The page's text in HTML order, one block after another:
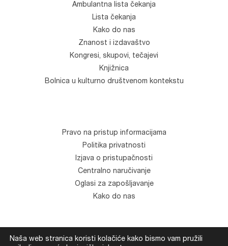
Ambulantna lista čekanja
Lista čekanja
Kako do nas
Znanost i izdavaštvo
Kongresi, skupovi, tečajevi
Knjižnica
Bolnica u kulturno društvenom kontekstu
Pravo na pristup informacijama
Politika privatnosti
Izjava o pristupačnosti
Centralno naručivanje
Oglasi za zapošljavanje
Kako do nas
Naša web stranica koristi kolačiće kako bismo vam pružili